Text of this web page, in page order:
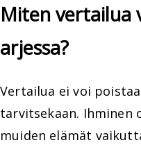
Miten vertailua
arjessa?
Vertailua ei voi
tarvitsekaan. Ihminen
muiden elämät